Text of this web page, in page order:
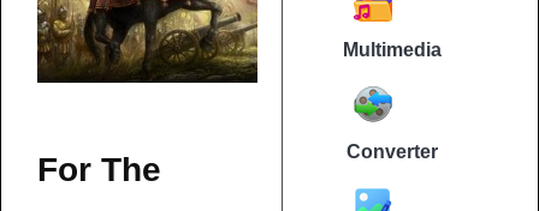
For The
Multimedia
Converter